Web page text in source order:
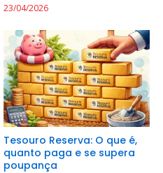
23/04/2026
Tesouro Reserva: O que é,
quanto paga e se supera
poupança